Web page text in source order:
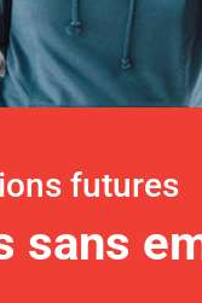
futures
sans